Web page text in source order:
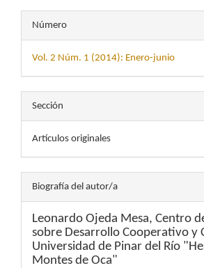
Número
Vol. 2 Núm. 1 (2014): Enero-junio
Sección
Artículos originales
Biografía del autor/a
Leonardo Ojeda Mesa, Centro
sobre Desarrollo Cooperativo y
Universidad de Pinar del Río
Montes de Oca"